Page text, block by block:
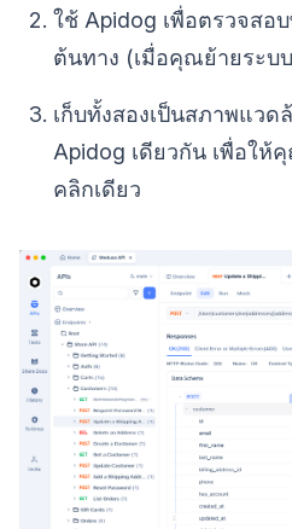
ใช้ Apidog เพื่อตรวจสอ
ต้นทาง (เมื่อคุณย้ายระบ
เก็บทั้งสองเป็นสภาพแว
Apidog เดียวกัน เพื่อให้
คลิกเดียว